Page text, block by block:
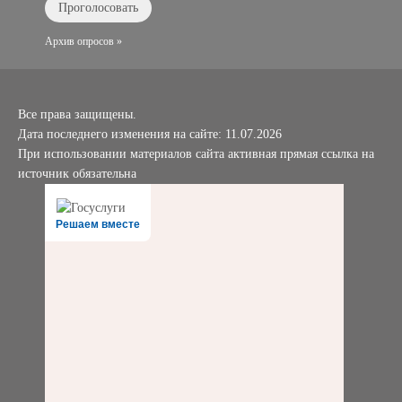
Архив опросов »
Все права защищены.
Дата последнего изменения на сайте: 11.07.2026
При использовании материалов сайта активная прямая ссылка на
источник обязательна
Решаем вместе